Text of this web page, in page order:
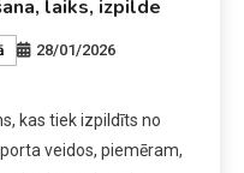
laiks, izpilde
28/01/2026
kas tiek izpildīts no
veidos, piemēram,